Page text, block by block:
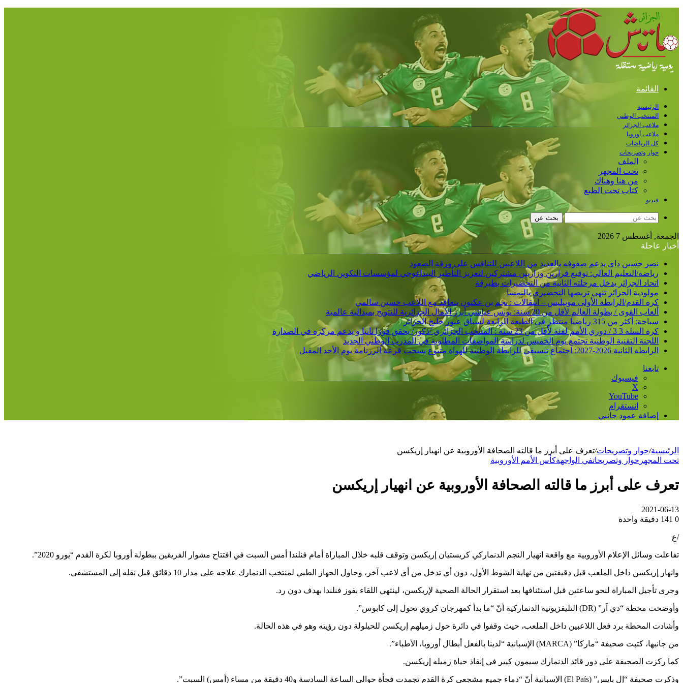
القائمة
الرئيسية
المنتخب الوطني
ملاعب الجزائر
ملاعب أوروبا
كل الرياضات
حوار وتصريحات
الملف
تحت المجهر
من هنا وهناك
كتاب تحت الطبع
فيديو
بحث عن
الجمعة, أغسطس 7 2026
أخبار عاجلة
نصر حسين داي يدعم صفوفه بالعديد من اللاعبين للتنافس على ورقة الصعود
رياضة/التعليم العالي: توقيع قرارين وزاريين مشتركين لتعزيز التأطير البيداغوجي لمؤسسات التكوين الرياضي
اتحاد الجزائر يدخل مرحلته الثانية من التحضيرات بطبرقة
مولودية الجزائر تنهي تربصها التحضيري بالنمسا
كرة القدم/الرابطة الأولى موبيليس – انتقالات : نجم بن عكنون يتعاقد مع اللاعب حسين سالمي
ألعاب القوى / بطولة العالم لأقل من 20 سنة: يونس عياشي أبرز الآمال الجزائرية للتتويج بميدالية عالمية
سباحة: أكثر من 315 رياضيا منتظر في الطبعة الرابعة لسباق عبور خليج الجزائر
كرة السلة 3 3 / دوري الأمم لفئة لأقل من 23 سنة : المنتخب الجزائري /ذكور/ يحقق فوزا ثانيا و يدعم مركزه في الصدارة
اللجنة التقنية الوطنية تجتمع يوم الخميس لدراسة المواصفات المطلوبة في المدرب الوطني الجديد
الرابطة الثانية 2026-2027: اجتماع تنسيقي للرابطة الوطنية للهواة متبوع بسحب قرعة الرزنامة يوم الأحد المقبل
تابعنا
فيسبوك
‫X
‫YouTube
انستقرام
إضافة عمود جانبي
الرئيسية/حوار وتصريحات/تعرف على أبرز ما قالته الصحافة الأوروبية عن انهيار إريكسن
تحت المجهر حوار وتصريحاتفي الواجهةكأس الأمم الأوروبية
تعرف على أبرز ما قالته الصحافة الأوروبية عن انهيار إريكسن
2021-06-13
0
دقيقة واحدة
/ع
تفاعلت وسائل الإعلام الأوروبية مع واقعة انهيار النجم الدنماركي كريستيان إريكسن وتوقف قلبه خلال المباراة أمام فنلندا أمس السبت في افتتاح مشوار الفريقين ببطولة أوروبا لكرة القدم “يورو 2020”.
وانهار إريكسن داخل الملعب قبل دقيقتين من نهاية الشوط الأول، دون أي تدخل من أي لاعب آخر، وحاول الجهاز الطبي لمنتخب الدنمارك علاجه على مدار 10 دقائق قبل نقله إلى المستشفى.
وجرى تأجيل المباراة لنحو ساعتين قبل استئنافها بعد استقرار الحالة الصحية لإريكسن، لينتهي اللقاء بفوز فنلندا بهدف دون رد.
وأوضحت محطة “دي آر” (DR) التليفزيونية الدنماركية أنّ “ما بدأ كمهرجان كروي تحول إلى كابوس”.
وأشادت المحطة برد فعل اللاعبين داخل الملعب، حيث وقفوا في دائرة حول زميلهم إريكسن للحيلولة دون رؤيته وهو في هذه الحالة.
من جانبها، كتبت صحيفة “ماركا” (MARCA) الإسبانية “لدينا بالفعل أبطال أوروبا، الأطباء”.
كما ركزت الصحيفة على دور قائد الدنمارك سيمون كيير في إنقاذ حياة زميله إريكسن.
وذكرت صحيفة “إل بايس” (El País) الإسبانية أنّ “دماء جميع مشجعي كرة القدم تجمدت فجأة حوالي الساعة السادسة و40 دقيقة من مساء (أمس) السبت”.